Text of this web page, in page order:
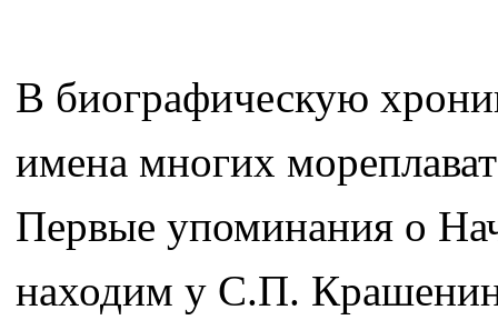
В биографическую
имена многих
Первые упоминания о
находим у С.П.